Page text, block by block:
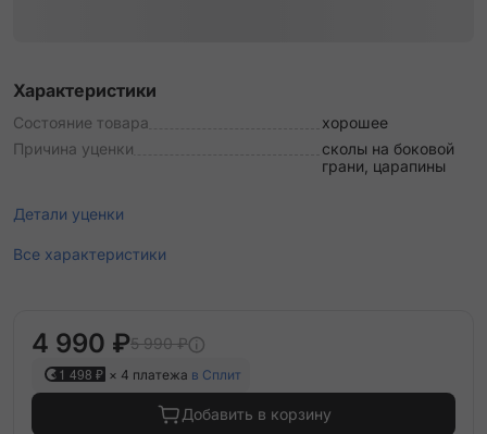
Характеристики
Состояние товара
хорошее
Причина уценки
сколы на боковой
грани, царапины
Детали уценки
Все характеристики
4 990 ₽5 990 ₽
1 498 ₽ × 4 платежа в Сплит
Добавить в корзину